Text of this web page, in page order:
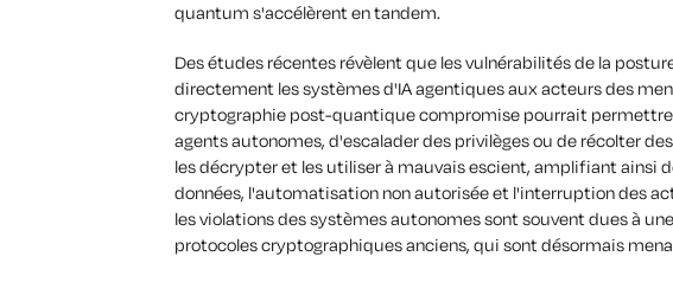
quantum s'accélèrent en tandem.
Des études récentes révèlent que les vulnérabilités de la
directement les systèmes d'IA agentiques aux acteurs des
cryptographie post-quantique compromise pourrait permettre
agents autonomes, d'escalader des privilèges ou de récolter
les décrypter et les utiliser à mauvais escient, amplifiant ainsi
données, l'automatisation non autorisée et l'interruption des
les violations des systèmes autonomes sont souvent dues à
protocoles cryptographiques anciens, qui sont désormais